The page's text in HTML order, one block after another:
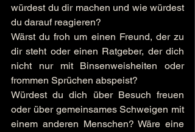
würdest du dir machen und wie würdest
du darauf reagieren?
Wärst du froh um einen Freund, der zu
dir steht oder einen Ratgeber, der dich
nicht nur mit Binsenweisheiten oder
frommen Sprüchen abspeist?
Würdest du dich über Besuch freuen
oder über gemeinsames Schweigen mit
einem anderen Menschen? Wäre eine